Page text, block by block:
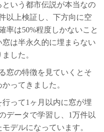
いう都市伝説が本当なの
以上検証し、下方向に空
率は50%程度しかないこと
は半永久的に埋まらない
した。
窓の特徴を見ていくとそ
ってきました。
って1ヶ月以内に窓が埋
データで学習し、1万件以
デルになっています。